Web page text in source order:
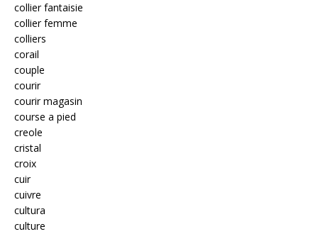
collier fantaisie
collier femme
colliers
corail
couple
courir
courir magasin
course a pied
creole
cristal
croix
cuir
cuivre
cultura
culture